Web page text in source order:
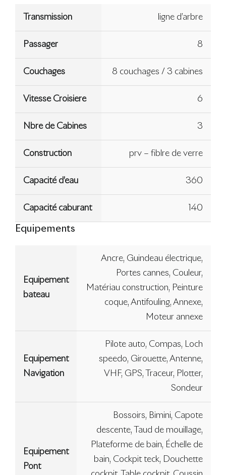
Transmission ligne d’arbre
Passager 8
Couchages 8 couchages / 3 cabines
Vitesse Croisiere 6
Nbre de Cabines 3
Construction prv – fiblre de verre
Capacité d’eau 360
Capacité caburant 140
Equipements
Equipement
bateau
Ancre, Guindeau électrique,
Portes cannes, Couleur,
Matériau construction, Peinture
coque, Antifouling, Annexe,
Moteur annexe
Equipement
Navigation
Pilote auto, Compas, Loch
speedo, Girouette, Antenne,
VHF, GPS, Traceur, Plotter,
Sondeur
Equipement
Pont
Bossoirs, Bimini, Capote
descente, Taud de mouillage,
Plateforme de bain, Échelle de
bain, Cockpit teck, Douchette